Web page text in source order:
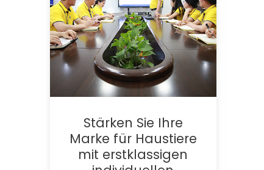
Stärken Sie Ihre
Marke für Haustiere
mit erstklassigen